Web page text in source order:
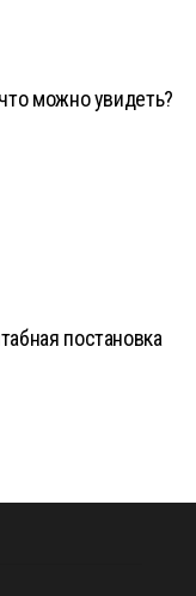
можно увидеть?
постановка